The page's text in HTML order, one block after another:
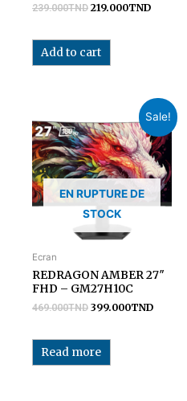
239.000TND 219.000TND
Add to cart
Sale!
EN RUPTURE DE
STOCK
Ecran
REDRAGON AMBER 27″
FHD – GM27H10C
469.000TND 399.000TND
Read more